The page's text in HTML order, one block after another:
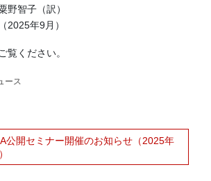
野智子（訳）
2025年9月）
覧ください。
ース
公開セミナー開催のお知らせ（2025年